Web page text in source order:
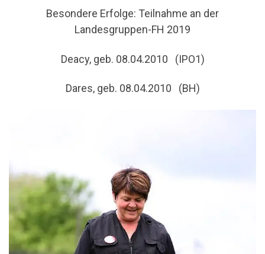
Besondere Erfolge: Teilnahme an der
Landesgruppen-FH 2019
Deacy, geb. 08.04.2010 (IPO1)
Dares, geb. 08.04.2010 (BH)